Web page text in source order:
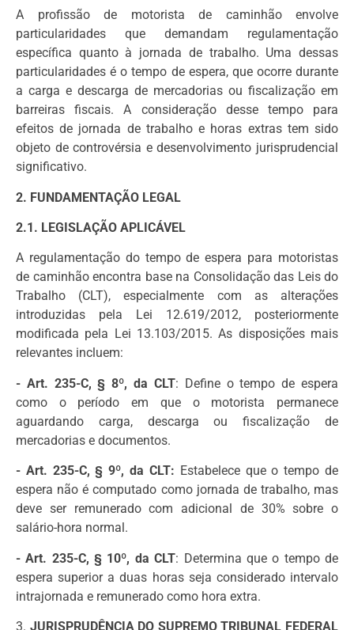
A profissão de motorista de caminhão envolve
particularidades que demandam regulamentação
específica quanto à jornada de trabalho. Uma dessas
particularidades é o tempo de espera, que ocorre durante
a carga e descarga de mercadorias ou fiscalização em
barreiras fiscais. A consideração desse tempo para
efeitos de jornada de trabalho e horas extras tem sido
objeto de controvérsia e desenvolvimento jurisprudencial
significativo.
2. FUNDAMENTAÇÃO LEGAL
2.1. LEGISLAÇÃO APLICÁVEL
A regulamentação do tempo de espera para motoristas
de caminhão encontra base na Consolidação das Leis do
Trabalho (CLT), especialmente com as alterações
introduzidas pela Lei 12.619/2012, posteriormente
modificada pela Lei 13.103/2015. As disposições mais
relevantes incluem:
- Art. 235-C, § 8º, da CLT: Define o tempo de espera
como o período em que o motorista permanece
aguardando carga, descarga ou fiscalização de
mercadorias e documentos.
- Art. 235-C, § 9º, da CLT: Estabelece que o tempo de
espera não é computado como jornada de trabalho, mas
deve ser remunerado com adicional de 30% sobre o
salário-hora normal.
- Art. 235-C, § 10º, da CLT: Determina que o tempo de
espera superior a duas horas seja considerado intervalo
intrajornada e remunerado como hora extra.
3. JURISPRUDÊNCIA DO SUPREMO TRIBUNAL FEDERAL